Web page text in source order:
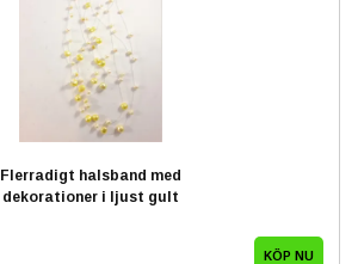
Flerradigt halsband med
dekorationer i ljust gult